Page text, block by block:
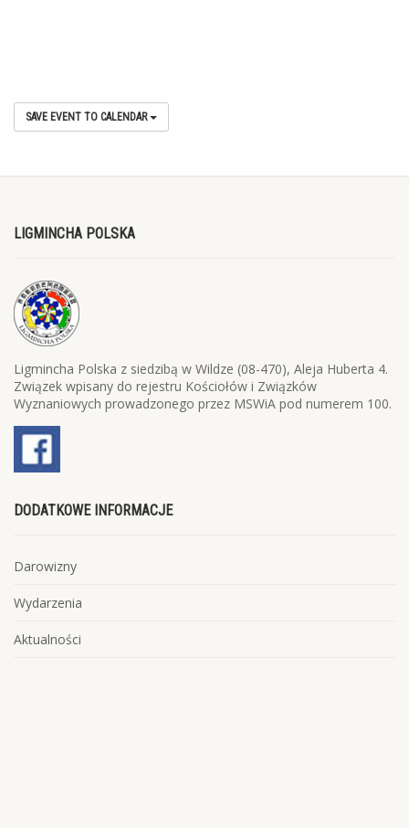
SAVE EVENT TO CALENDAR
LIGMINCHA POLSKA
Ligmincha Polska z siedzibą w Wildze (08-470), Aleja Huberta 4.
Związek wpisany do rejestru Kościołów i Związków
Wyznaniowych prowadzonego przez MSWiA pod numerem 100.
DODATKOWE INFORMACJE
Darowizny
Wydarzenia
Aktualności